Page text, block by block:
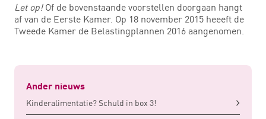
Let op! Of de bovenstaande voorstellen doorgaan hangt
af van de Eerste Kamer. Op 18 november 2015 heeeft de
Tweede Kamer de Belastingplannen 2016 aangenomen.
Ander nieuws
Kinderalimentatie? Schuld in box 3!